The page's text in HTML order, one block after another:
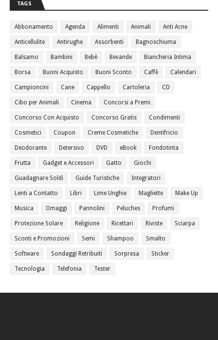
TAGS
Abbonamento Agenda Alimenti Animali Anti Acne
Anticellulite Antirughe Assorbenti Bagnoschiuma
Balsamo Bambini Bebè Bevande Biancheria Intima
Borsa Buoni Acquisto Buoni Sconto Caffè Calendari
Campioncini Cane Cappello Cartoleria CD
Cibo per Animali Cinema Concorsi a Premi
Concorso Con Acquisto Concorso Gratis Condimenti
Cosmetici Coupon Creme Cosmetiche Dentifricio
Deodorante Detersivo DVD eBook Fondotinta
Frutta Gadget e Accessori Gatto Giochi
Guadagnare Soldi Guide Turistiche Integratori
Lenti a Contatto Libri Lime Unghie Magliette Make Up
Musica Omaggi Pannolini Peluches Profumi
Protezione Solare Religione Ricettari Riviste Sciarpa
Sconti e Promozioni Semi Shampoo Smalto
Software Sondaggi Retribuiti Sorpresa Sticker
Tecnologia Telefonia Tester